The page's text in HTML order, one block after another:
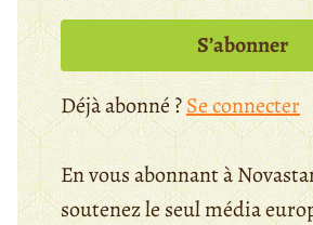
S’abonner
Déjà abonné ?Se connecter
En vous abonnant à
soutenez le seul média